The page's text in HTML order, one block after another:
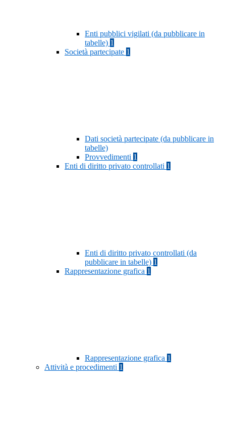
Enti pubblici vigilati (da pubblicare in
tabelle) 1
Società partecipate 1
Dati società partecipate (da pubblicare in
tabelle)
Provvedimenti 1
Enti di diritto privato controllati 1
Enti di diritto privato controllati (da
pubblicare in tabelle) 1
Rappresentazione grafica 1
Rappresentazione grafica 1
Attività e procedimenti 1